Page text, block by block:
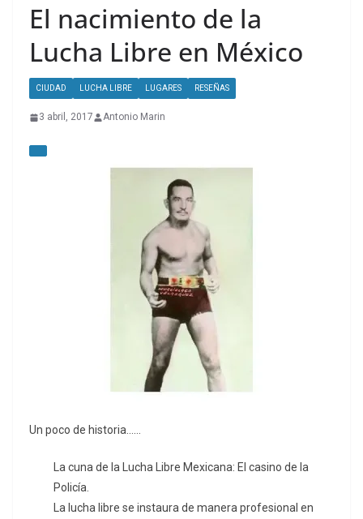
El nacimiento de la
Lucha Libre en México
CIUDAD LUCHA LIBRE LUGARES RESEÑAS
3 abril, 2017 Antonio Marin
Un poco de historia……
La cuna de la Lucha Libre Mexicana: El casino de la
Policía.
La lucha libre se instaura de manera profesional en